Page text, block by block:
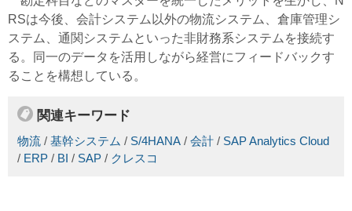
RSは今後、会計システム以外の物流システム、倉庫管理シ
ステム、通関システムといった非財務系システムを接続す
る。同一のデータを活用しながら経営にフィードバックす
ることを構想している。
関連キーワード
物流 / 基幹システム / S/4HANA / 会計 / SAP Analytics Cloud
/ ERP / BI / SAP / クレスコ